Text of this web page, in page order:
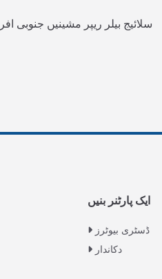
ایک پارٹنر بنیں
ڈسٹری بیوٹرز
دکاندار